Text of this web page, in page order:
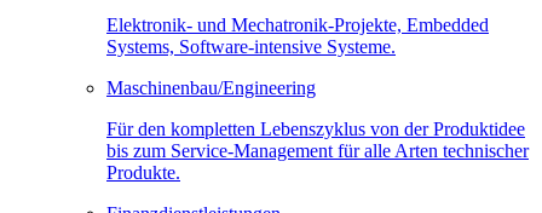
Elektronik- und Mechatronik-Projekte, Embedded
Systems, Software-intensive Systeme.
Maschinenbau/Engineering
Für den kompletten Lebenszyklus von der Produktidee
bis zum Service-Management für alle Arten technischer
Produkte.